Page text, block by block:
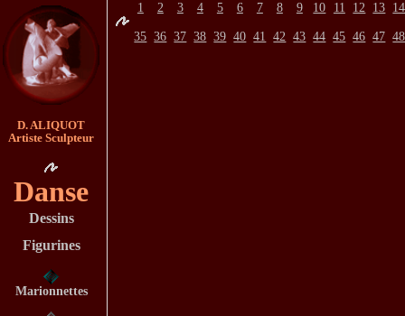
1 2 3 4 5 6 7 8 9 10 11 12 13 14
35 36 37 38 39 40 41 42 43 44 45 46 47 48
D. ALIQUOT
Artiste Sculpteur
Danse
Dessins
Figurines
Marionnettes